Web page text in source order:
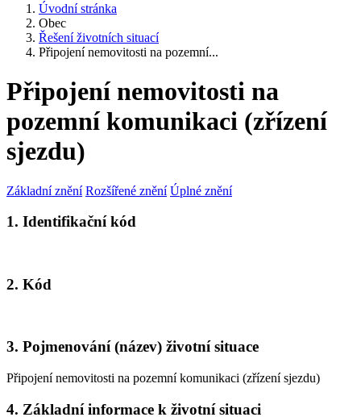
Úvodní stránka
Obec
Řešení životních situací
Připojení nemovitosti na pozemní...
Připojení nemovitosti na
pozemní komunikaci (zřízení
sjezdu)
Základní znění Rozšířené znění Úplné znění
1. Identifikační kód
2. Kód
3. Pojmenování (název) životní situace
Připojení nemovitosti na pozemní komunikaci (zřízení sjezdu)
4. Základní informace k životní situaci